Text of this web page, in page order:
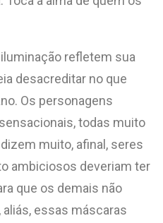
refletem sua
desacreditar no que
Os personagens
todas muito
muito, afinal, seres
ambiciosos deveriam ter
que os demais não
essas máscaras